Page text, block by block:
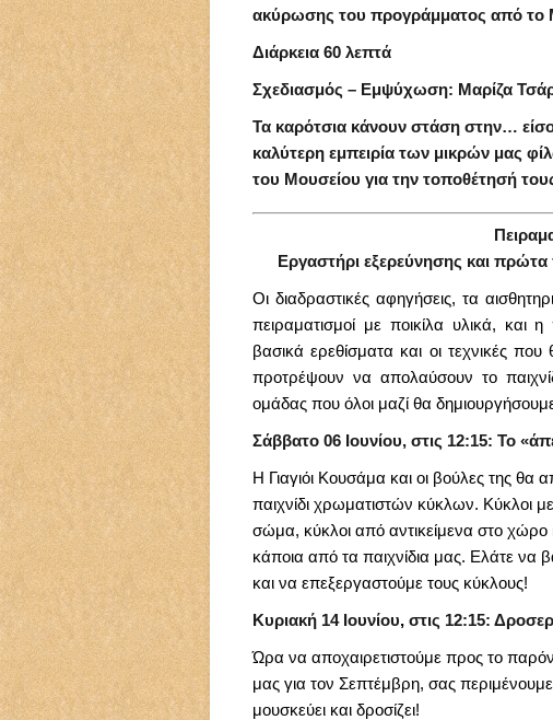
ακύρωσης του προγράμματος από το
Διάρκεια 60 λεπτά
Σχεδιασμός – Εμψύχωση: Μαρίζα
Τα καρότσια κάνουν στάση στην…
καλύτερη εμπειρία των μικρών μας
του Μουσείου για την τοποθέτησή
Εργαστήρι εξερεύνησης και πρώτα
Οι διαδραστικές αφηγήσεις, τα
πειραματισμοί με ποικίλα υλικά, και
βασικά ερεθίσματα και οι τεχνικές
προτρέψουν να απολαύσουν το
ομάδας που όλοι μαζί θα
Σάββατο 06 Ιουνίου, στις 12:15: Το
Η Γιαγιόι Κουσάμα και οι βούλες της θα
παιχνίδι χρωματιστών κύκλων.
σώμα, κύκλοι από αντικείμενα στο χώρο
κάποια από τα παιχνίδια μας. Ελάτε
και να επεξεργαστούμε τους κύκλους!
Κυριακή 14 Ιουνίου, στις 12:15:
Ώρα να αποχαιρετιστούμε προς το
μας για τον Σεπτέμβρη, σας
μουσκεύει και δροσίζει!